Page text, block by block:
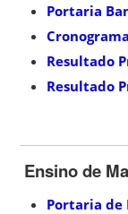
Portaria
Resultado
Resultado
Ensino de
Portaria de